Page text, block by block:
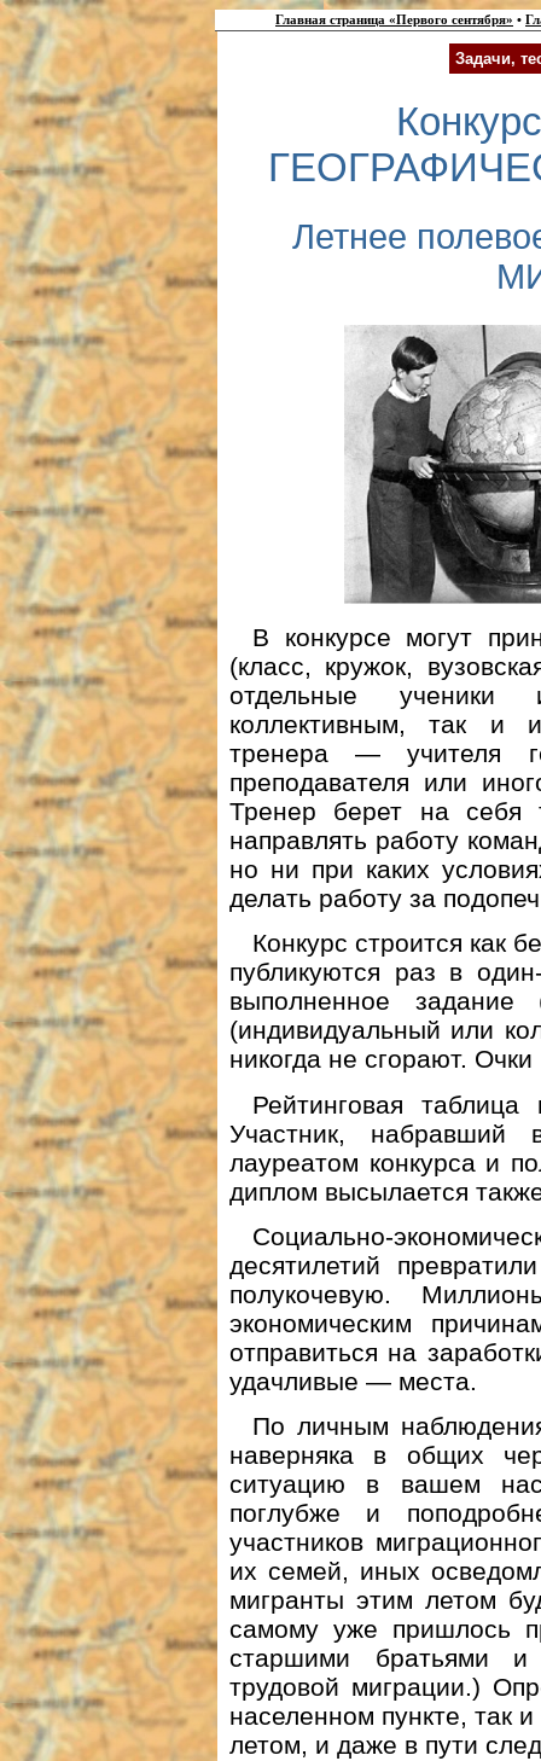
Главная страница «Первого сентября» •
Задачи,
Летнее
В конкурсе могут
(класс, кружок,
отдельные ученики
коллективным, так и
тренера — учителя
преподавателя или
Тренер берет на себя
направлять работу
но ни при каких
делать работу за
Конкурс строится как
публикуются раз в
выполненное задание
(индивидуальный или
никогда не сгорают.
Рейтинговая таблица
Участник, набравший
лауреатом конкурса и
диплом высылается
Социально-
десятилетий
полукочевую.
экономическим
отправиться на
удачливые — места.
По личным
наверняка в общих
ситуацию в вашем
поглубже и
участников
их семей, иных
мигранты этим летом
самому уже пришлось
старшими братьями и
трудовой миграции.)
населенном пункте, так
летом, и даже в пути